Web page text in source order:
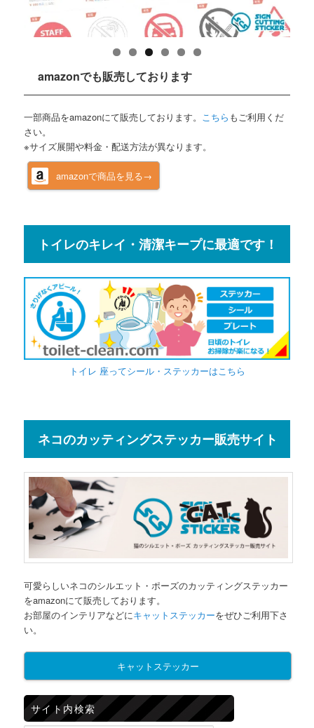
amazonでも販売しております
一部商品をamazonにて販売しております。 こちら もご利用くだ
さい。
※サイズ展開や料金・配送方法が異なります。
amazonで商品を見る→
トイレのキレイ・清潔キープに最適です！
トイレ 座ってシール・ステッカーはこちら
ネコのカッティングステッカー販売サイト
可愛らしいネコのシルエット・ポーズのカッティングステッカー
をamazonにて販売しております。
お部屋のインテリアなどにキャットステッカーをぜひご利用下さ
い。
キャットステッカー
サイト内検索